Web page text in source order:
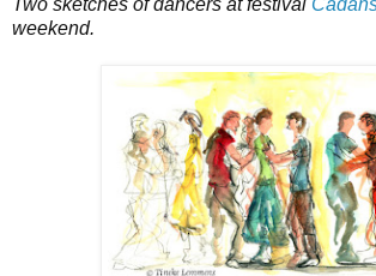
Two sketches of dancers at festival
weekend.